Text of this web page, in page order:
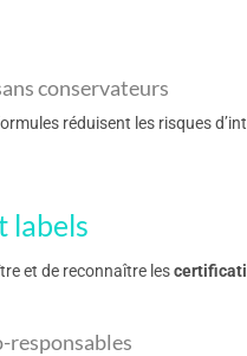
conservateurs
réduisent les risques
labels
et de reconnaître les
responsables